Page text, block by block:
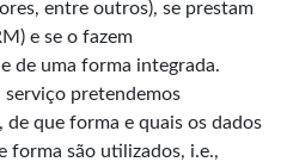
entre outros), se prestam
e se o fazem
de uma forma integrada.
serviço pretendemos
que forma e quais os dados
forma são utilizados, i.e.,